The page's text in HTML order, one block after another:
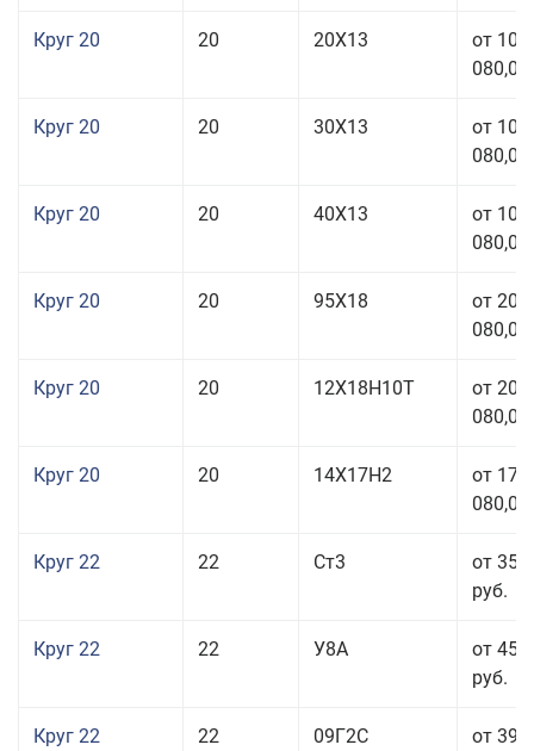
Круг 20 20 20Х13
от 103
080,00
Круг 20 20 30Х13
от 103
080,00
Круг 20 20 40Х13
от 103
080,00
Круг 20 20 95Х18
от 208
080,00
Круг 20 20 12Х18Н10Т
от 209
080,00
Круг 20 20 14Х17Н2
от 175
080,00
Круг 22 22 Ст3
от 35
руб.
Круг 22 22 У8А
от 45
руб.
Круг 22 22 09Г2С
от 39